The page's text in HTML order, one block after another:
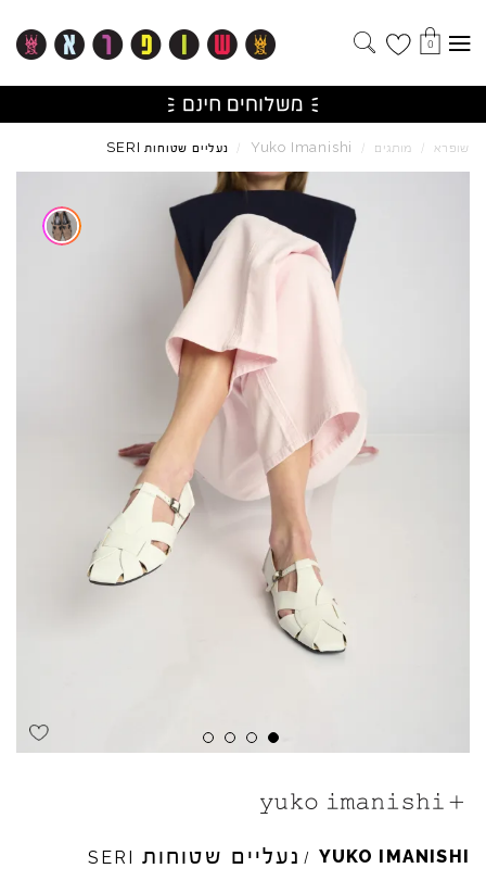
0
שופרא / מותגים /
Yuko Imanishi
/ נעליים שטוחות SERI
Skip to product reviews
YUKO IMANISHI
/ נעליים שטוחות SERI